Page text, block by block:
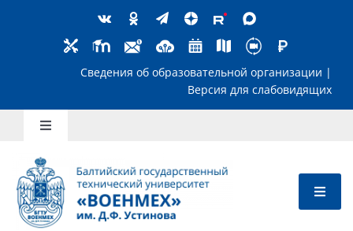
Сведения об образовательной
Toggle
Школьникам
Абитуриентам